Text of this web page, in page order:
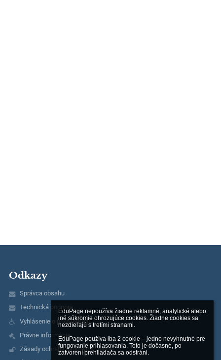
EduPage nepoužíva žiadne reklamné, analytické alebo
iné súkromie ohrozujúce cookies. Žiadne cookies sa
nezdieľajú s tretími stranami.
EduPage používa iba 2 cookie – jedno nevyhnutné pre
fungovanie prihlasovania. Toto je dočasné, po
zatvorení prehliadača sa odstráni.
Odkazy
Správca obsahu
Technická podpora
Vyhlásenie o prístupnosti
Právne informácie
Zásady ochrany osobných údajov